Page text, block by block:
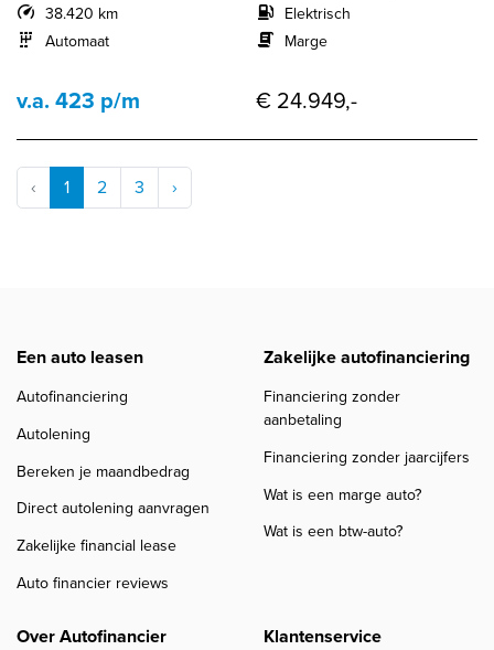
38.420 km
Automaat
Elektrisch
Marge
v.a. 423 p/m € 24.949,-
‹ 1 2 3 ›
Een auto leasen
Autofinanciering
Autolening
Bereken je maandbedrag
Direct autolening aanvragen
Zakelijke financial lease
Auto financier reviews
Zakelijke autofinanciering
Financiering zonder
aanbetaling
Financiering zonder jaarcijfers
Wat is een marge auto?
Wat is een btw-auto?
Over Autofinancier
Klantenservice